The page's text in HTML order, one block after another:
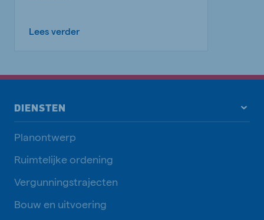
Lees verder
DIENSTEN
Planontwerp
Ruimtelijke ordening
Vergunningstrajecten
Bouw en uitvoering